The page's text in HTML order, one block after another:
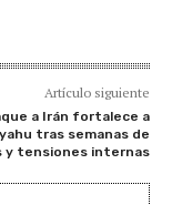
Artículo siguiente
a Irán fortalece a
tras semanas de
y tensiones internas